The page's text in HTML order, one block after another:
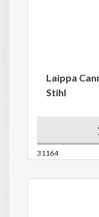
Laippa
Stihl
31164